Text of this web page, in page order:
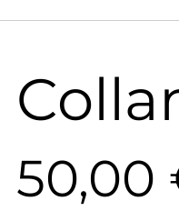
50,00